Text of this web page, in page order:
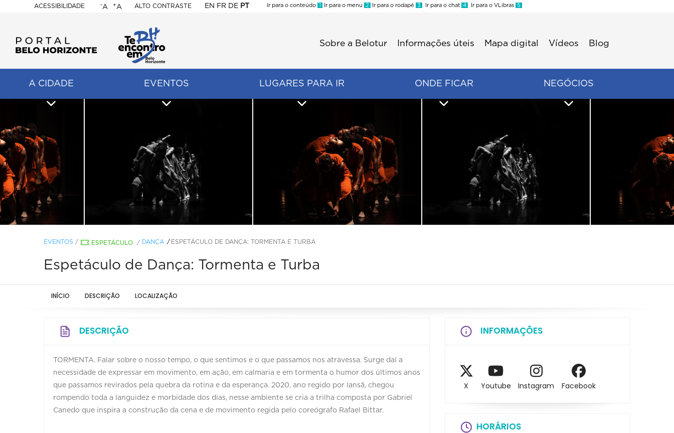
ACESSIBILIDADE
BELO
HORIZONTE
-A +A ALTO CONTRASTE EN FR DE PT
Ir para o conteúdo 1 Ir para o menu 2 Ir para o rodapé 3 Ir para o chat 4 Ir para o VLibras 5
Sobre a Belotur Informações úteis Mapa digital Vídeos Blog
A CIDADE EVENTOS LUGARES PARA IR ONDE FICAR NEGÓCIOS
EVENTOS / ESPETÁCULO / DANÇA ESPETÁCULO DE DANÇA: TORMENTA E TURBA
Espetáculo de Dança: Tormenta e Turba
INÍCIO DESCRIÇÃO LOCALIZAÇÃO
DESCRIÇÃO
TORMENTA. Falar sobre o nosso tempo, o que sentimos e o que passamos nos atravessa. Surge daí a
necessidade de expressar em movimento, em ação, em calmaria e em tormenta o humor dos últimos anos
que passamos revirados pela quebra da rotina e da esperança. 2020, ano regido por Iansã, chegou
rompendo toda a languidez e morbidade dos dias, nesse ambiente se cria a trilha composta por Gabriel
Canedo que inspira a construção da cena e de movimento regida pelo coreógrafo Rafael Bittar.
INFORMAÇÕES
X Youtube Instagram Facebook
HORÁRIOS